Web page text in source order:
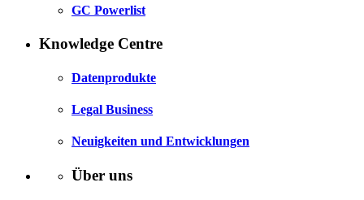
GC Powerlist
Knowledge Centre
Datenprodukte
Legal Business
Neuigkeiten und Entwicklungen
Über uns